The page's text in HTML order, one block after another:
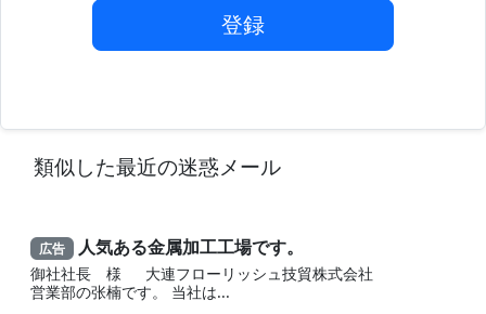
登録
類似した最近の迷惑メール
広告 人気ある金属加工工場です。
御社社長 様 大連フローリッシュ技貿株式会社
営業部の张楠です。 当社は...